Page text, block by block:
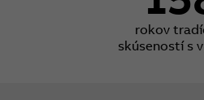
rokov
skúseností s